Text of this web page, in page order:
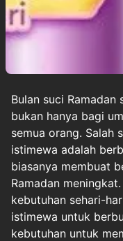
Bulan suci Ramadan
bukan hanya bagi
semua orang. Salah
istimewa adalah
biasanya membuat
Ramadan
kebutuhan sehari-
istimewa untuk
kebutuhan untuk